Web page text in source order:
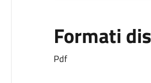
Formati
Pdf